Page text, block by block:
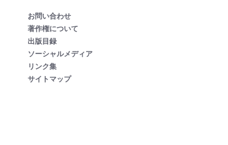
お問い合わせ
著作権について
出版目録
ソーシャルメディア
リンク集
サイトマップ